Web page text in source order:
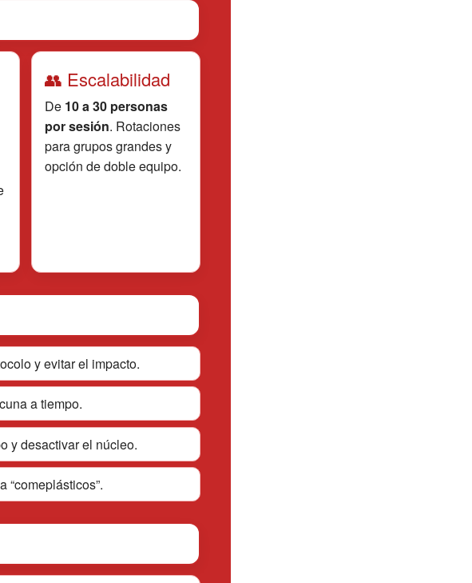
👥 Escalabilidad
De 10 a 30 personas
por sesión. Rotaciones
para grupos grandes y
opción de doble equipo.
y evitar el impacto.
a tiempo.
y desactivar el núcleo.